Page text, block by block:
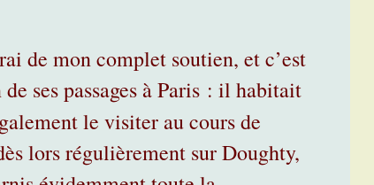
de mon complet soutien, et c’est
ses passages à Paris : il habitait
le visiter au cours de
lors régulièrement sur Doughty,